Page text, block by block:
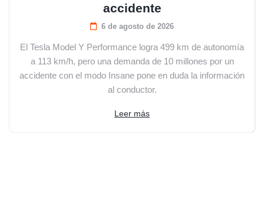
accidente
6 de agosto de 2026
El Tesla Model Y Performance logra 499 km de autonomía
a 113 km/h, pero una demanda de 10 millones por un
accidente con el modo Insane pone en duda la información
al conductor.
Leer más